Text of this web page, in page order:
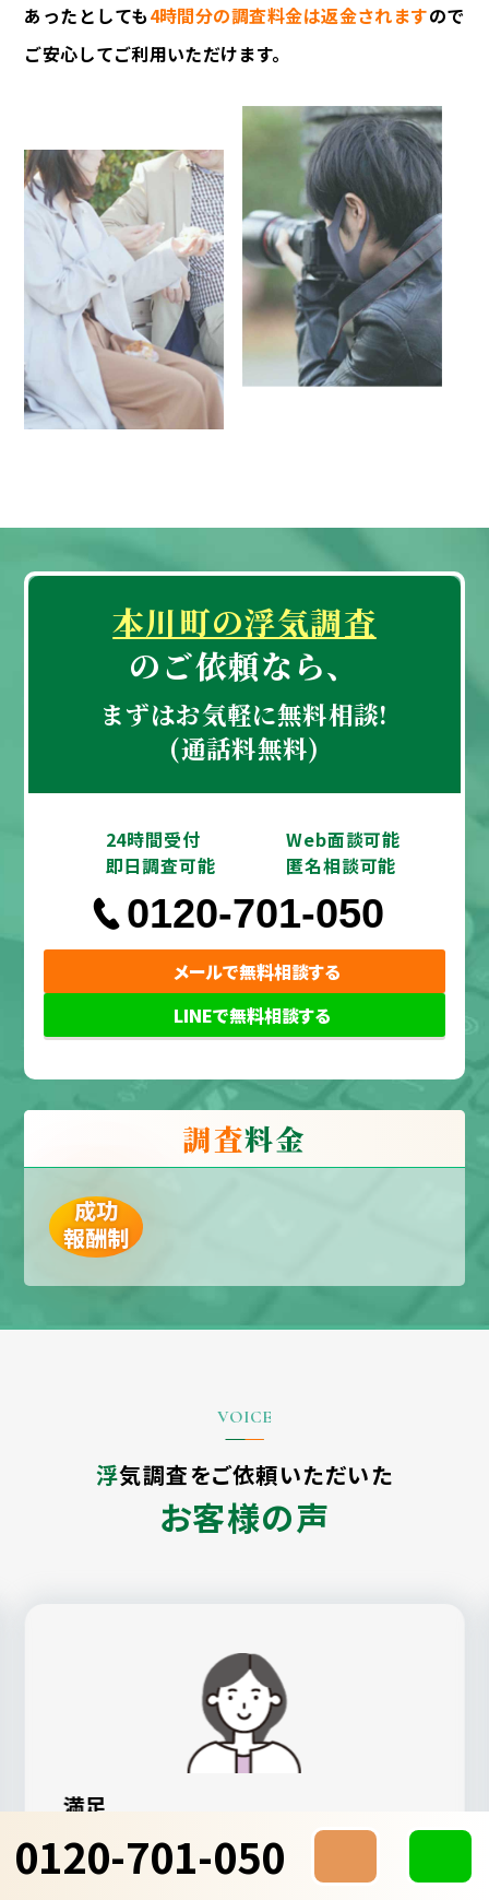
0120-701-050
あったとしても4時間分の調査料金は返金されますので
ご安心してご利用いただけます。
本川町の浮気調査
のご依頼なら、
まずはお気軽に無料相談!
(通話料無料)
24時間受付
Web面談可能
即日調査可能
匿名相談可能
0120-701-050
メールで無料相談する
LINEで無料相談する
調査料金
成功
報酬制
浮気調査をご依頼いただいた
お客様の声
満足
ALG探偵社が一番親身になってもらえた